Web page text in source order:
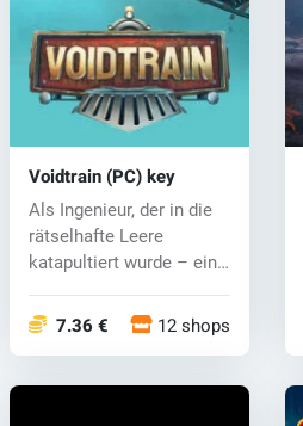
Voidtrain (PC) key
Als Ingenieur, der in die
rätselhafte Leere
katapultiert wurde – ein
7.36 € 12 shops